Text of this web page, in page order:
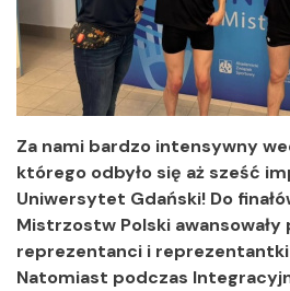
Za nami bardzo intensywny
którego odbyło się aż sześć
Uniwersytet Gdański! Do
Mistrzostw Polski awansowały
reprezentanci i
Natomiast podczas